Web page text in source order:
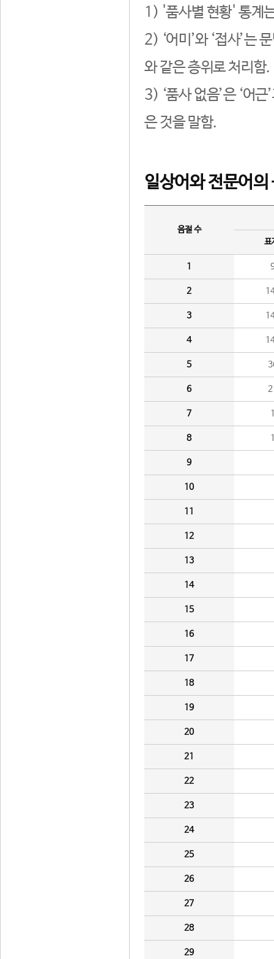
1) '품사별 현황' 통계
2) ‘어미’와 ‘접사’는
와 같은 층위로 처리함.
3) ‘품사 없음’은 ‘어
은 것을 말함.
일상어와 전문어의
음절 수
표
1
2
3
4
5
6
7
8
9
10
11
12
13
14
15
16
17
18
19
20
21
22
23
24
25
26
27
28
29